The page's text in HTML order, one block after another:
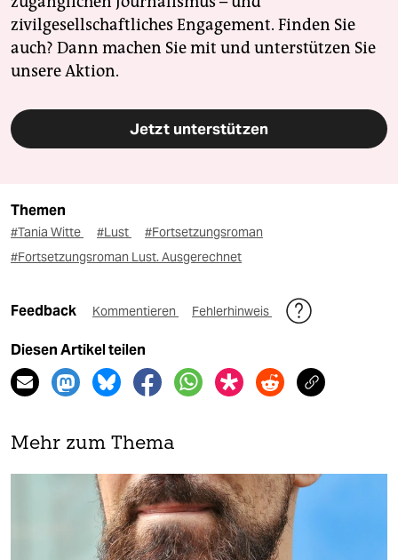
zivilgesellschaftliches Engagement. Finden Sie
auch? Dann machen Sie mit und unterstützen Sie
unsere Aktion.
Jetzt unterstützen
Themen
#Tania Witte #Lust
#Fortsetzungsroman
#Fortsetzungsroman Lust. Ausgerechnet
Feedback Kommentieren Fehlerhinweis
Diesen Artikel teilen
Mehr zum Thema